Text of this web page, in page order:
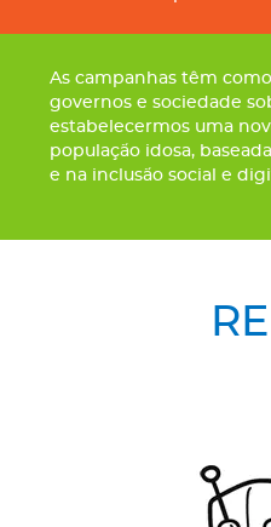
As campanhas têm
governos e sociedade
estabelecermos uma
população idosa,
e na inclusão social e